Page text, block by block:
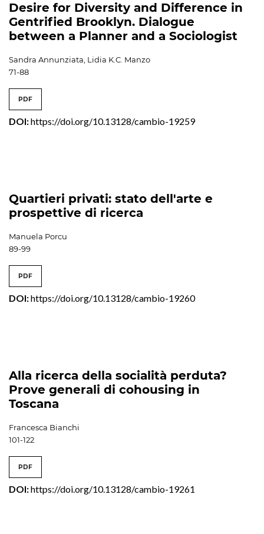
Desire for Diversity and Difference in
Gentrified Brooklyn. Dialogue
between a Planner and a Sociologist
Sandra Annunziata, Lidia K.C. Manzo
71-88
PDF
DOI:https://doi.org/10.13128/cambio-19259
Quartieri privati: stato dell'arte e
prospettive di ricerca
Manuela Porcu
89-99
PDF
DOI:https://doi.org/10.13128/cambio-19260
Alla ricerca della socialità perduta?
Prove generali di cohousing in
Toscana
Francesca Bianchi
101-122
PDF
DOI:https://doi.org/10.13128/cambio-19261